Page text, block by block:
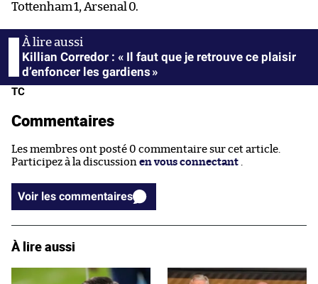
Tottenham 1, Arsenal 0.
Killian Corredor : « Il faut que je retrouve ce plaisir
d’enfoncer les gardiens »
TC
Commentaires
Les membres ont posté 0 commentaire sur cet article.
Participez à la discussion en vous connectant .
Voir les commentaires
À lire aussi